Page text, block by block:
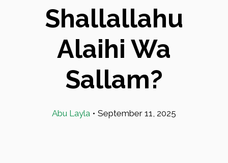
Shallallahu
Alaihi Wa
Sallam?
Abu Layla • September 11, 2025